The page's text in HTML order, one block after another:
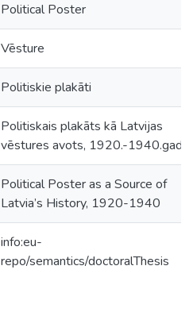
Political Poster
Vēsture
Politiskie plakāti
Politiskais plakāts kā Latvijas
vēstures avots, 1920.-1940.gads
Political Poster as a Source of
Latvia’s History, 1920-1940
info:eu-
repo/semantics/doctoralThesis